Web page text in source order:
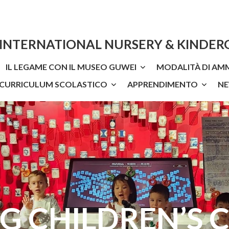
NURSERY &
IL LEGAME CON IL MUSEO GUWEI MODALITÀ DI
SCOLASTICO APPRENDIMENTO
CHILDREN’S